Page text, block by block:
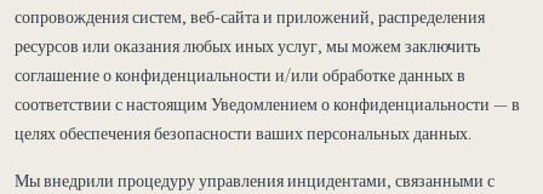
сопровождения систем, веб-сайта и приложений, распределения
ресурсов или оказания любых иных услуг, мы можем заключить
соглашение о конфиденциальности и/или обработке данных в
соответствии с настоящим Уведомлением о конфиденциальности — в
целях обеспечения безопасности ваших персональных данных.
Мы внедрили процедуру управления инцидентами, связанными с